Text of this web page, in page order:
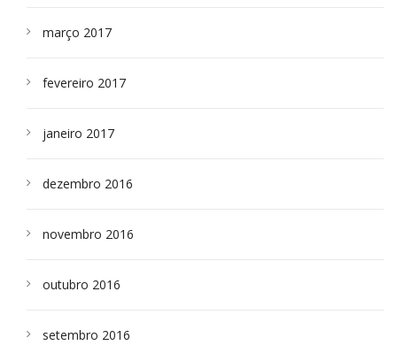
março 2017
fevereiro 2017
janeiro 2017
dezembro 2016
novembro 2016
outubro 2016
setembro 2016